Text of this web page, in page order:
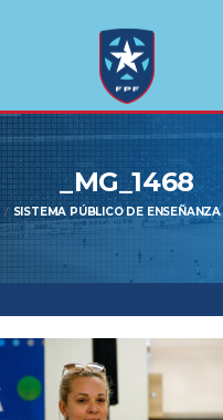
_MG_1468
SISTEMA PÚBLICO DE ENSEÑANZA